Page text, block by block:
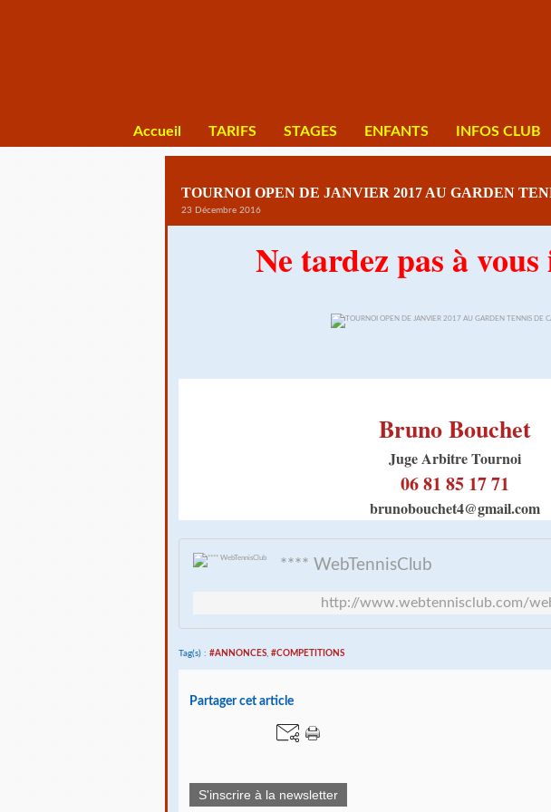
Accueil TARIFS STAGES ENFANTS INFOS CLUB
TOURNOI OPEN DE JANVIER 2017 AU GARDEN
23 Décembre 2016
Ne tardez pas à
Bruno Bouchet
Juge Arbitre Tournoi
06 81 85 17 71
brunobouchet4@gmail.com
**** WebTennisClub
http://www.webtennisclub.com/
Tag(s) : #ANNONCES, #COMPETITIONS
Partager cet article
S'inscrire à la newsletter